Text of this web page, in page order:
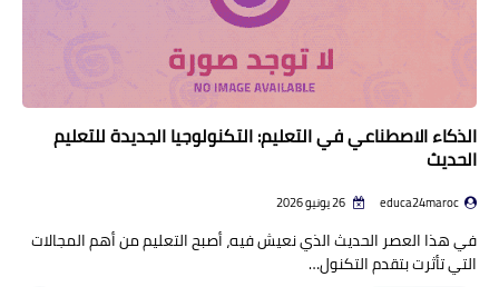
الذكاء الاصطناعي في التعليم: التكنولوجيا الجديدة للتعليم
الحديث
educa24maroc
في هذا العصر الحديث الذي نعيش فيه، أصبح التعليم من أهم المجالات
التي تأثرت بتقدم التكنول…